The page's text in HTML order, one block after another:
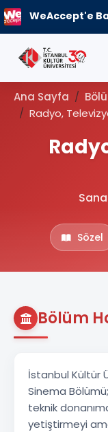
WeAccept'e
Ana Sayfa
Radyo,
Sözel
Bölüm
İstanbul Kültür
Sinema
teknik
yetiştirmeyi